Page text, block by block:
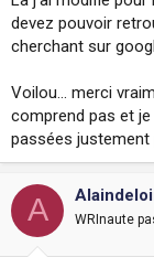
devez pouvoir
cherchant sur
Voilou... merci
comprend pas et
passées justement
A WRInaute